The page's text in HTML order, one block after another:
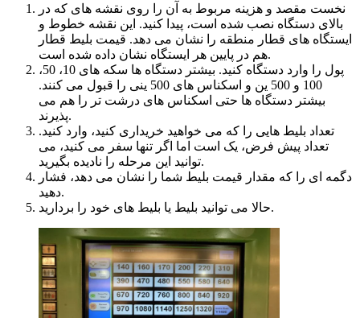
نخست مقصد و هزینه مربوط به آن را روی نقشه های که در
بالای دستگاه نصب شده است، پیدا کنید. این نقشه خطوط و
ایستگاه های قطار منطقه را نشان می دهد. قیمت بلیط قطار
هم در پایین هر ایستگاه نشان داده شده است.
پول را وارد دستگاه کنید. بیشتر دستگاه ها سکه های 10، 50،
100 و 500 ین و اسکناس های 500 ینی را قبول می کنند.
بیشتر دستگاه ها حتی اسکناس های درشت تر را هم می
پذیرند.
تعداد بلیط هایی را که می خواهید خریداری کنید، وارد کنید.
تعداد پیش فرض، یک است اما اگر تنها سفر می کنید، می
توانید این مرحله را نادیده بگیرید.
دگمه ای را که مقدار قیمت بلیط شما را نشان می دهد، فشار
دهید.
حالا می توانید بلیط یا بلیط های خود را بردارید.